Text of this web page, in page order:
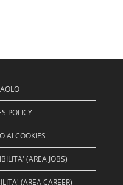
POLICY
AI COOKIES
(AREA JOBS)
(AREA CAREER)